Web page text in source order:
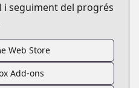
seguiment del progrés
Web Store
Add-ons